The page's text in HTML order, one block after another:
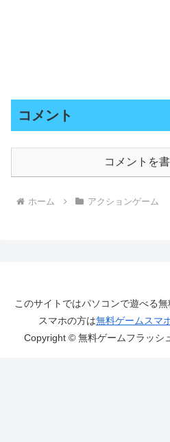
コメント
コメントを
ホーム アクションゲーム
このサイトではパソコンで遊べる無
スマホの方は無料ゲームスマ
Copyright © 無料ゲームフラッシ